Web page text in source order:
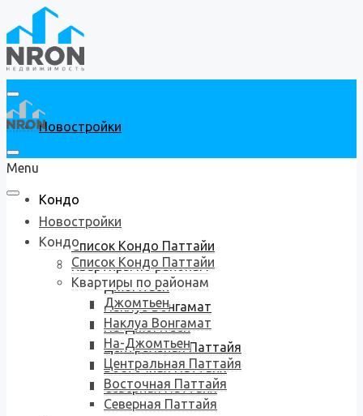
Новостройки
Кондо
Список Кондо Паттайи
Квартиры по районам
Джомтьен
Наклуа Вонгамат
На-Джомтьен
Центральная Паттайя
Восточная Паттайя
Северная Паттайя
Menu
Новостройки
Кондо
Список Кондо Паттайи
Квартиры по районам
Джомтьен
Наклуа Вонгамат
На-Джомтьен
Центральная Паттайя
Восточная Паттайя
Северная Паттайя